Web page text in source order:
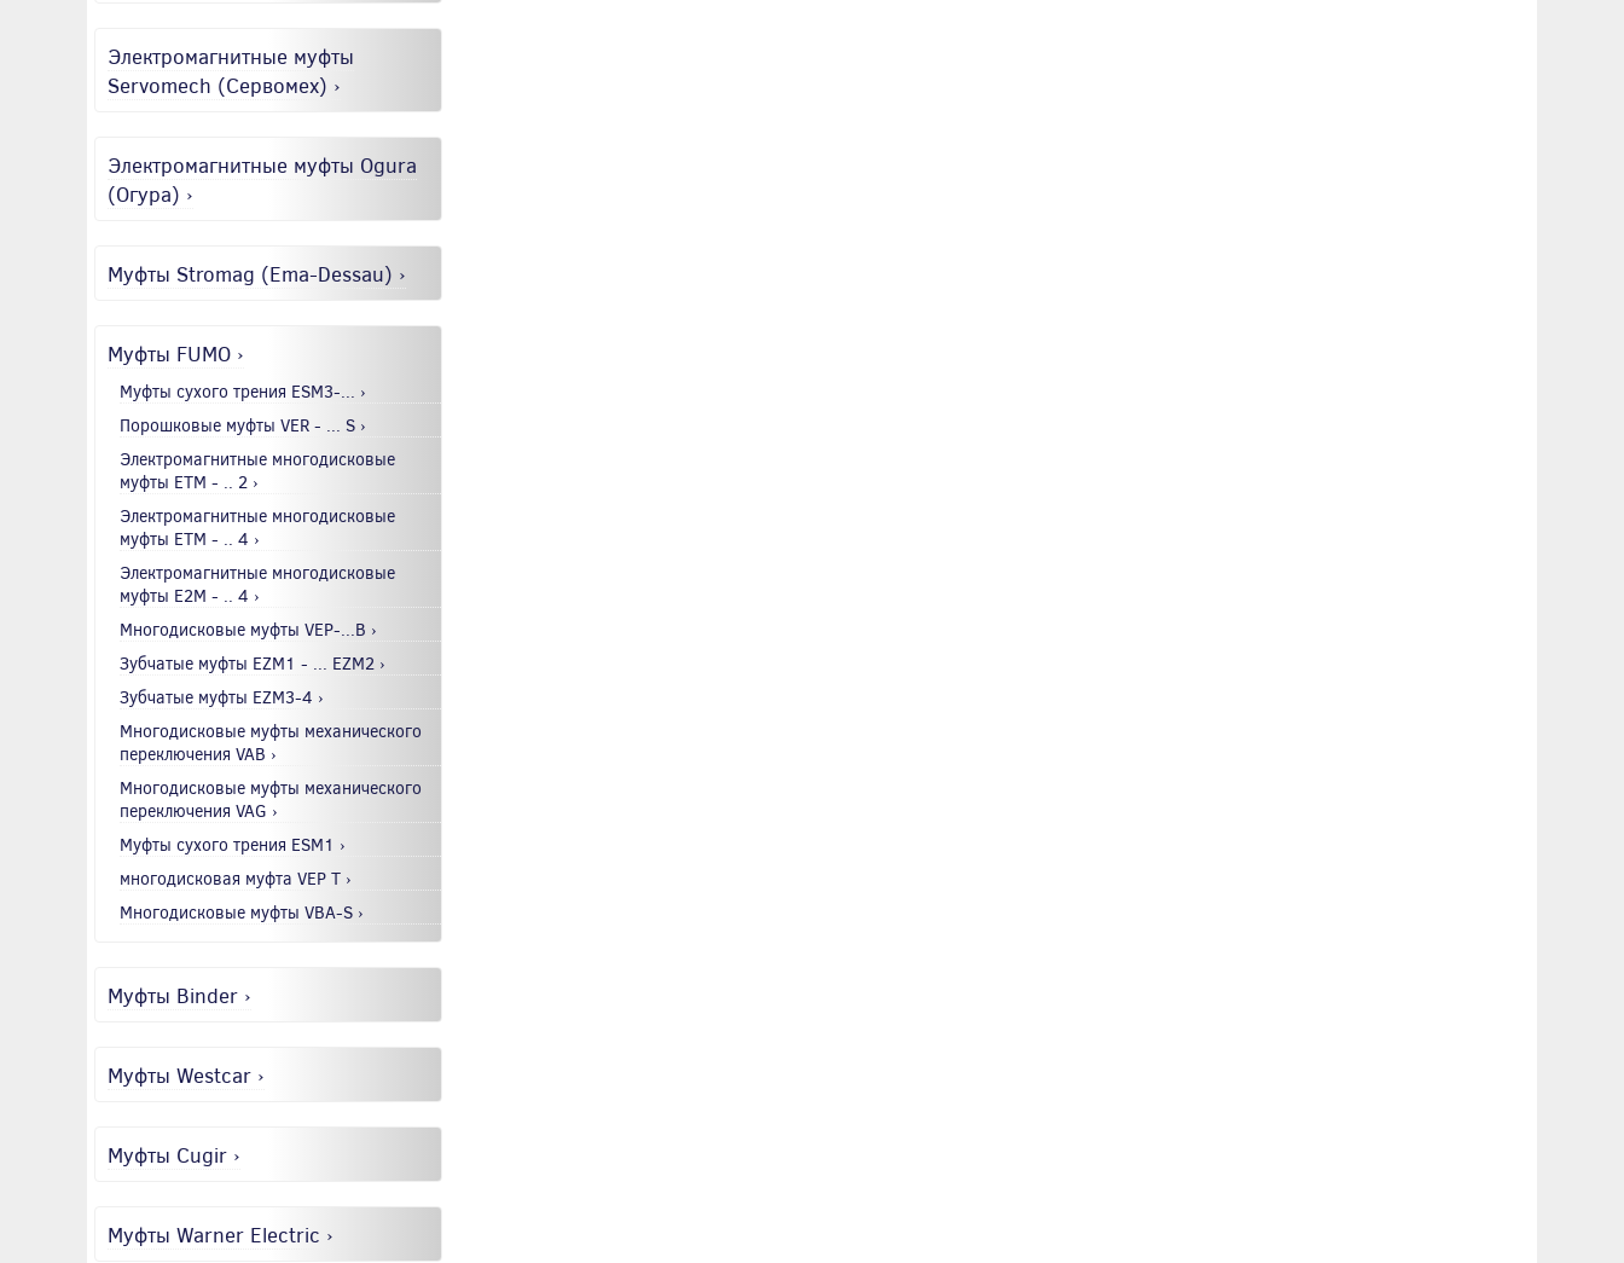
Электромагнитные муфты
Servomech (Сервомех) ›
Электромагнитные муфты Ogura
(Огура) ›
Муфты Stromag (Ema-Dessau) ›
Муфты FUMO ›
Муфты сухого трения ESM3-... ›
Порошковые муфты VER - ... S ›
Электромагнитные многодисковые
муфты EТМ - .. 2 ›
Электромагнитные многодисковые
муфты EТМ - .. 4 ›
Электромагнитные многодисковые
муфты E2М - .. 4 ›
Многодисковые муфты VEP-...B ›
Зубчатые муфты EZM1 - ... EZM2 ›
Зубчатые муфты EZM3-4 ›
Многодисковые муфты механического
переключения VAB ›
Многодисковые муфты механического
переключения VAG ›
Муфты сухого трения ESM1 ›
многодисковая муфта VEP T ›
Многодисковые муфты VBA-S ›
Муфты Binder ›
Муфты Westcar ›
Муфты Cugir ›
Муфты Warner Electric ›